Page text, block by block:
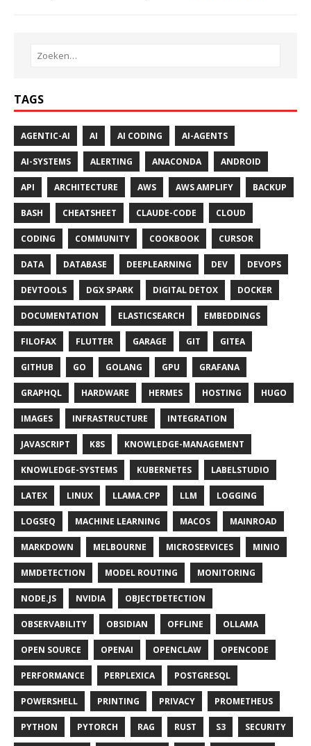
TAGS
AGENTIC-AI AI AI CODING AI-AGENTS
AI-SYSTEMS ALERTING ANACONDA ANDROID
API ARCHITECTURE AWS AWS AMPLIFY BACKUP
BASH CHEATSHEET CLAUDE-CODE CLOUD
CODING COMMUNITY COOKBOOK CURSOR
DATA DATABASE DEEPLEARNING DEV DEVOPS
DEVTOOLS DGX SPARK DIGITAL DETOX DOCKER
DOCUMENTATION ELASTICSEARCH EMBEDDINGS
FILOFAX FLUTTER GARAGE GIT GITEA
GITHUB GO GOLANG GPU GRAFANA
GRAPHQL HARDWARE HERMES HOSTING HUGO
IMAGES INFRASTRUCTURE INTEGRATION
JAVASCRIPT K8S KNOWLEDGE-MANAGEMENT
KNOWLEDGE-SYSTEMS KUBERNETES LABELSTUDIO
LATEX LINUX LLAMA.CPP LLM LOGGING
LOGSEQ MACHINE LEARNING MACOS MAINROAD
MARKDOWN MELBOURNE MICROSERVICES MINIO
MMDETECTION MODEL ROUTING MONITORING
NODE.JS NVIDIA OBJECTDETECTION
OBSERVABILITY OBSIDIAN OFFLINE OLLAMA
OPEN SOURCE OPENAI OPENCLAW OPENCODE
PERFORMANCE PERPLEXICA POSTGRESQL
POWERSHELL PRINTING PRIVACY PROMETHEUS
PYTHON PYTORCH RAG RUST S3 SECURITY